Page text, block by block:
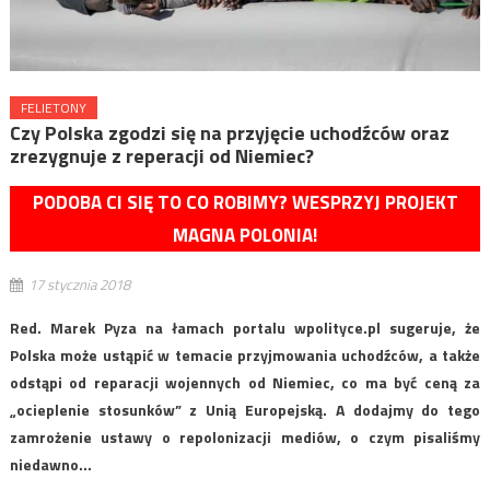
FELIETONY
Czy Polska zgodzi się na przyjęcie uchodźców oraz
zrezygnuje z reperacji od Niemiec?
PODOBA CI SIĘ TO CO ROBIMY? WESPRZYJ PROJEKT
MAGNA POLONIA!
17 stycznia 2018
Red. Marek Pyza na łamach portalu wpolityce.pl sugeruje, że
Polska może ustąpić w temacie przyjmowania uchodźców, a także
odstąpi od reparacji wojennych od Niemiec, co ma być ceną za
„ocieplenie stosunków” z Unią Europejską. A dodajmy do tego
zamrożenie ustawy o repolonizacji mediów, o czym pisaliśmy
niedawno…